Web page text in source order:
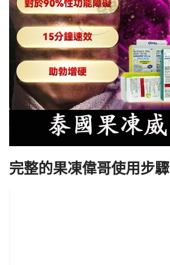
完整的果凍偉哥使用步驟